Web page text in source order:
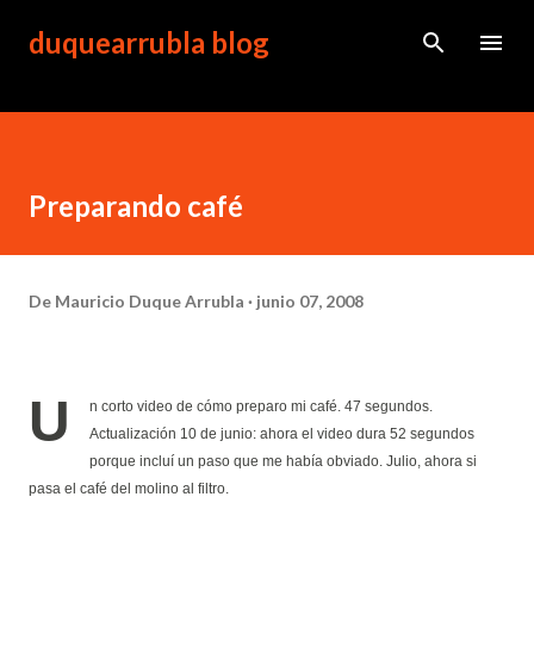
Ir al contenido principal
duquearrubla blog
Preparando café
De Mauricio Duque Arrubla junio 07, 2008
U
n corto video de cómo preparo mi café. 47 segundos.
Actualización 10 de junio: ahora el video dura 52 segundos
porque incluí un paso que me había obviado. Julio, ahora si
pasa el café del molino al filtro.